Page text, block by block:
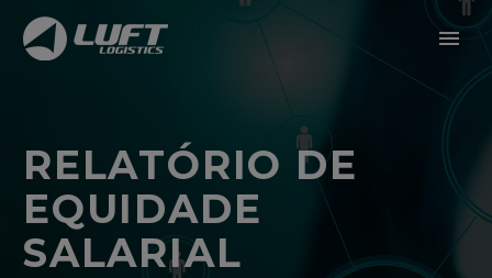
RELATÓRIO DE
EQUIDADE
SALARIAL